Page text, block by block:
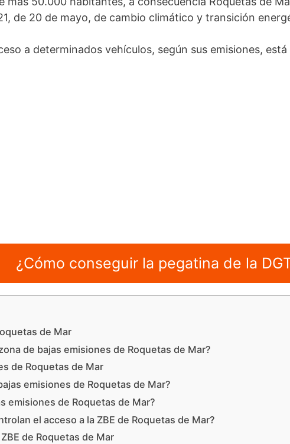
de 20 de mayo, de cambio climático y transición
a determinados vehículos, según sus emisiones,
¿Cómo conseguir la pegatina de la
de Mar
de bajas emisiones de Roquetas de Mar?
de Roquetas de Mar
emisiones de Roquetas de Mar?
emisiones de Roquetas de Mar?
el acceso a la ZBE de Roquetas de Mar?
de Roquetas de Mar